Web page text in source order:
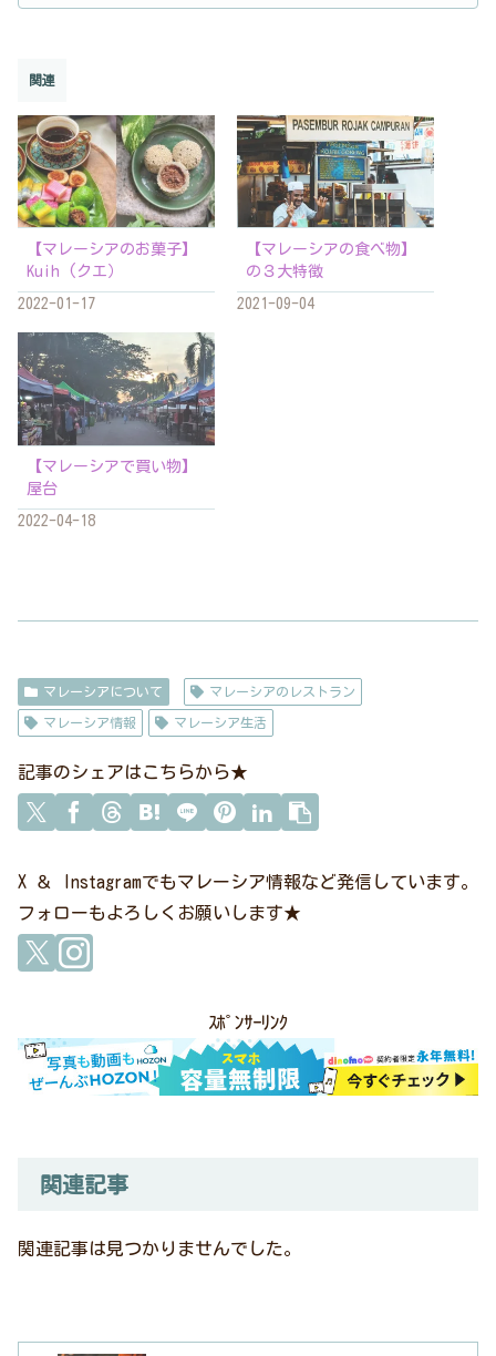
関連
【マレーシアのお菓子】
Kuih (クエ）
2022-01-17
【マレーシアの食べ物】
の３大特徴
2021-09-04
【マレーシアで買い物】
屋台
2022-04-18
マレーシアについて マレーシアのレストラン
マレーシア情報 マレーシア生活
記事のシェアはこちらから★
X ＆ Instagramでもマレーシア情報など発信しています。
フォローもよろしくお願いします★
ｽﾎﾟﾝｻｰﾘﾝｸ
関連記事
関連記事は見つかりませんでした。